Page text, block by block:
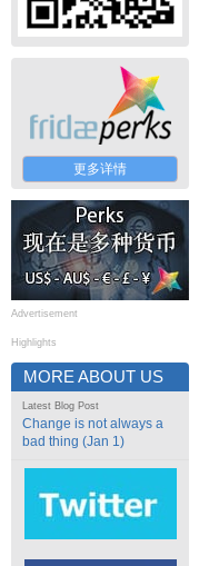
更多详情
Advertisement
Highlights
MORE ABOUT US
Latest Blog Post
Change is not always a
bad thing (Jan 1)